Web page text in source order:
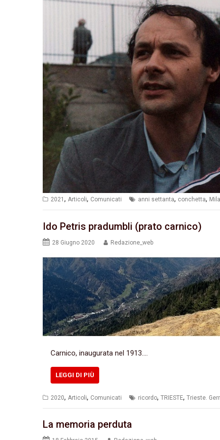
2021 , Articoli, Comunicati anni settanta, conchetta,
Ido Petris pradumbli (prato carnico)
28 Giugno 2020 Redazione_web
Carnico, inaugurata nel 1913.…
LEGGI DI PIÙ
2020, Articoli, Comunicati ricordo, TRIESTE, Trieste.
La memoria perduta